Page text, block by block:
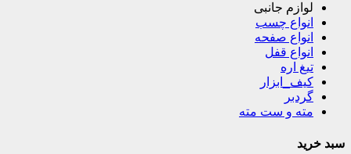
لوازم جانبی
انواع چسب
انواع صفحه
انواع قفل
تیغ اره
کیف_ابزار
گردبر
مته و ست مته
سبد خرید